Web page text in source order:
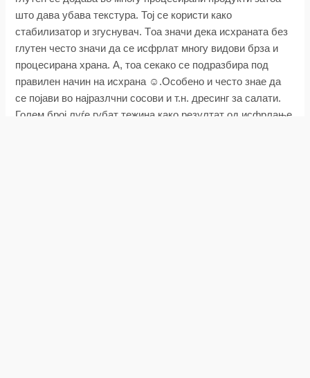
што дава убава текстура. Тој се користи како
стабилизатор и згуснувач. Tоа значи дека исхраната без
глутен често значи да се исфрлат многу видови брза и
процесирана храна. А, тоа секако се подразбира под
правилен начин на исхрана ☺.Особено и често знае да
се појави во најразлчни сосови и т.н. дресинг за салати.
Голем број луѓе губат тежина како резултат од исфрлање